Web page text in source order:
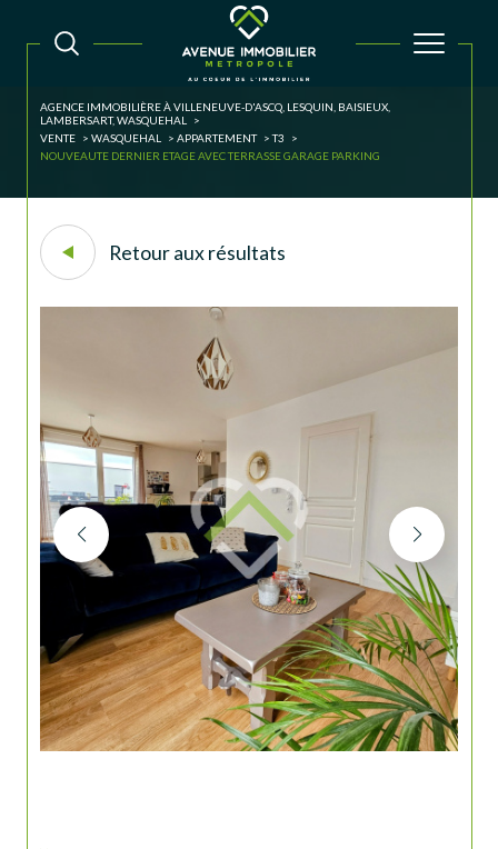
AGENCE IMMOBILIÈRE À VILLENEUVE-D'ASCQ, LESQUIN, BAISIEUX,
LAMBERSART, WASQUEHAL
VENTE
WASQUEHAL APPARTEMENT
T3
NOUVEAUTE DERNIER ETAGE AVEC TERRASSE GARAGE PARKING
Retour aux résultats